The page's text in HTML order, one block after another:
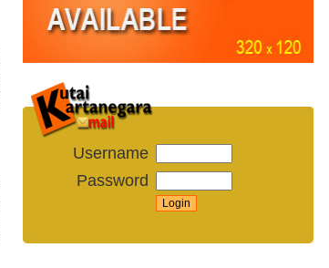
Username
Password